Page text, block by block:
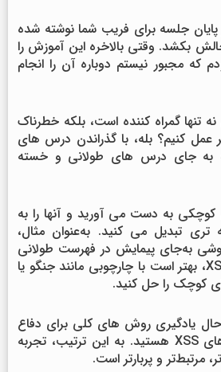
پایان جلسه برای فریب شما نوشته شده
بکشد. وقتی بالاخره این آموزش را
که مجبور نیستم دوباره آن را انجام
گمراه کننده است، بلکه خطرناک
عمل کنیم؟ بله، با گذراندن درس های
به جای درس های طولانی و خسته
به دست می آورید و آنها را به
تبدیل می کنید. به‌عنوان مثال،
به‌جای پیمایش در فهرست طولانی
از اسلایدها برای درک XSS، بهتر است با چارچوبی مانند جنگو یا
کوچک را حل کنید.
یادگیری روش های کلی برای دفاع
در برابر آسیب پذیری های XSS هستید. به این ترتیب، تجربه
مرتبط‌تر و پربارتر است.